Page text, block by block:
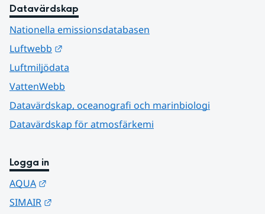
Datavärdskap
Nationella emissionsdatabasen
Luftwebb
Luftmiljödata
VattenWebb
Datavärdskap, oceanografi och marinbiologi
Datavärdskap för atmosfärkemi
Logga in
AQUA
SIMAIR